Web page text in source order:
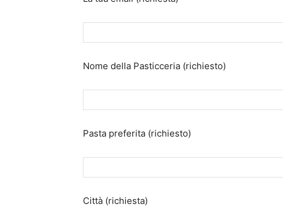
Nome della Pasticceria (richiesto)
Pasta preferita (richiesto)
Città (richiesta)